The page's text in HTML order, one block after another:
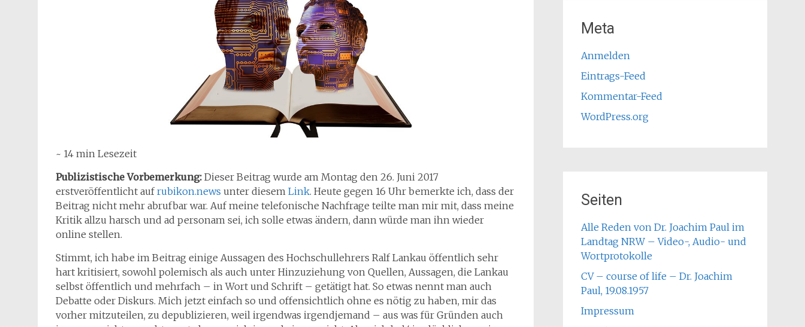
~ 14 min Lesezeit
Publizistische Vorbemerkung: Dieser Beitrag wurde am Montag den 26. Juni 2017
erstveröffentlicht aufrubikon.news unter diesem Link. Heute gegen 16 Uhr bemerkte ich, dass der
Beitrag nicht mehr abrufbar war. Auf meine telefonische Nachfrage teilte man mir mit, dass meine
Kritik allzu harsch und ad personam sei, ich solle etwas ändern, dann würde man ihn wieder
online stellen.
Stimmt, ich habe im Beitrag einige Aussagen des Hochschullehrers Ralf Lankau öffentlich sehr
hart kritisiert, sowohl polemisch als auch unter Hinzuziehung von Quellen, Aussagen, die Lankau
selbst öffentlich und mehrfach – in Wort und Schrift – getätigt hat. So etwas nennt man auch
Debatte oder Diskurs. Mich jetzt einfach so und offensichtlich ohne es nötig zu haben, mir das
vorher mitzuteilen, zu depublizieren, weil irgendwas irgendjemand – aus was für Gründen auch
Meta
Anmelden
Eintrags-Feed
Kommentar-Feed
WordPress.org
Seiten
Alle Reden von Dr. Joachim Paul im
Landtag NRW – Video-, Audio- und
Wortprotokolle
CV – course of life – Dr. Joachim
Paul, 19.08.1957
Impressum